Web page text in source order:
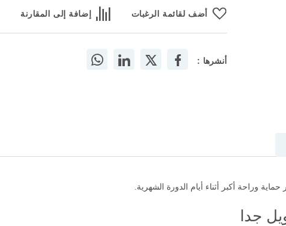
أضف لقائمة الرغبات إضافة إلى المقارنة
أنشرها :
وراحة أكبر أثناء أيام الدورة الشهرية.
جدا